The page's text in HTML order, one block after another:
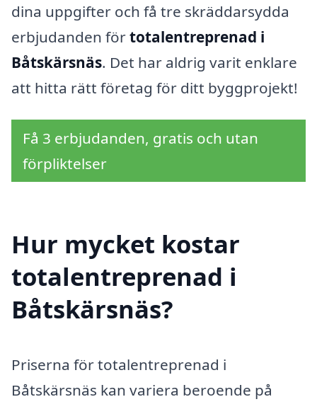
dina uppgifter och få tre skräddarsydda
erbjudanden förtotalentreprenad i
Båtskärsnäs. Det har aldrig varit enklare
att hitta rätt företag för ditt byggprojekt!
Få 3 erbjudanden, gratis och utan
förpliktelser
Hur mycket kostar
totalentreprenad i
Båtskärsnäs?
Priserna för totalentreprenad i
Båtskärsnäs kan variera beroende på